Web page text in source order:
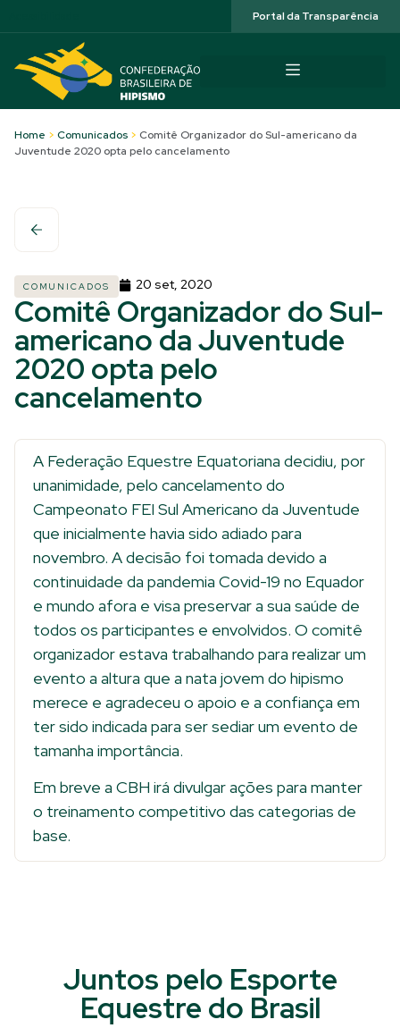
Portal da Transparência
Home > Comunicados > Comitê Organizador do Sul-americano da
Juventude 2020 opta pelo cancelamento
COMUNICADOS 20 set, 2020
Comitê Organizador do Sul-
americano da Juventude
2020 opta pelo
cancelamento
A Federação Equestre Equatoriana decidiu, por
unanimidade, pelo cancelamento do
Campeonato FEI Sul Americano da Juventude
que inicialmente havia sido adiado para
novembro. A decisão foi tomada devido a
continuidade da pandemia Covid-19 no Equador
e mundo afora e visa preservar a sua saúde de
todos os participantes e envolvidos. O comitê
organizador estava trabalhando para realizar um
evento a altura que a nata jovem do hipismo
merece e agradeceu o apoio e a confiança em
ter sido indicada para ser sediar um evento de
tamanha importância.
Em breve a CBH irá divulgar ações para manter
o treinamento competitivo das categorias de
base.
Juntos pelo Esporte
Equestre do Brasil